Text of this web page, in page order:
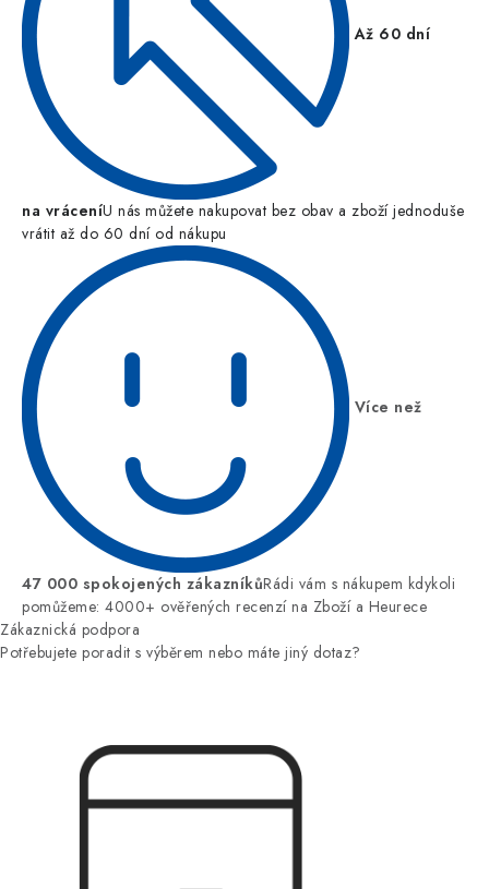
Až 60 dní
na vráceníU nás můžete nakupovat bez obav a zboží jednoduše
vrátit až do 60 dní od nákupu
Více než
47 000 spokojených zákazníkůRádi vám s nákupem kdykoli
pomůžeme: 4000+ ověřených recenzí na Zboží a Heurece
Zákaznická podpora
Potřebujete poradit s výběrem nebo máte jiný dotaz?